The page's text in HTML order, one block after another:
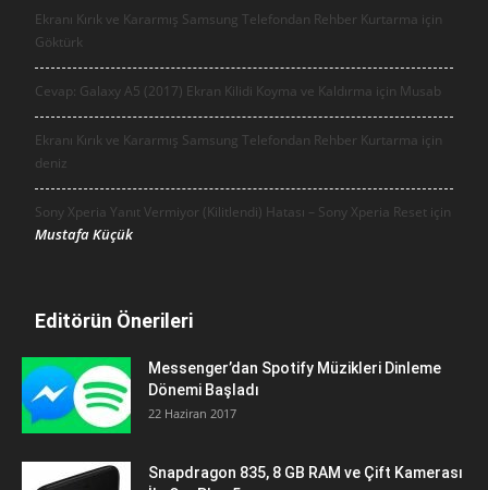
Ekranı Kırık ve Kararmış Samsung Telefondan Rehber Kurtarma için
Göktürk
Cevap: Galaxy A5 (2017) Ekran Kilidi Koyma ve Kaldırma için Musab
Ekranı Kırık ve Kararmış Samsung Telefondan Rehber Kurtarma için
deniz
Sony Xperia Yanıt Vermiyor (Kilitlendi) Hatası – Sony Xperia Reset için
Mustafa Küçük
Editörün Önerileri
Messenger’dan Spotify Müzikleri Dinleme
Dönemi Başladı
22 Haziran 2017
Snapdragon 835, 8 GB RAM ve Çift Kamerası